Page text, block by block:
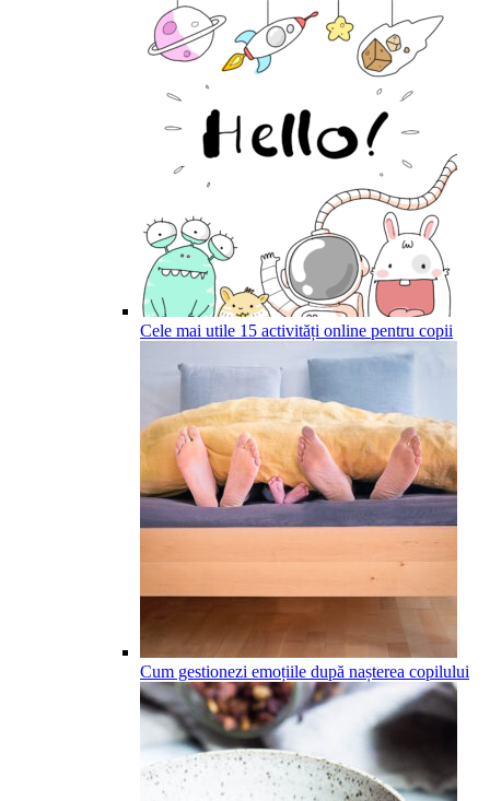
Cele mai utile 15 activități online pentru copii
Cum gestionezi emoțiile după nașterea copilului